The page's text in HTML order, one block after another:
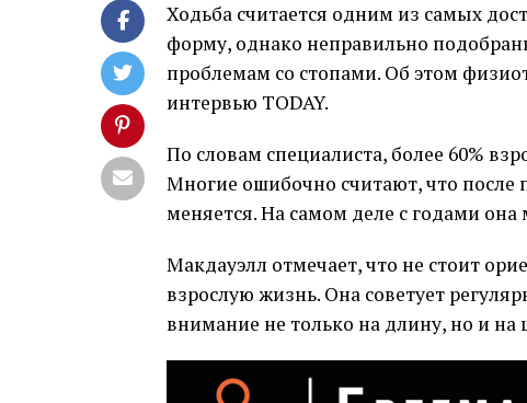
Ходьба считается одним из самых
форму, однако неправильно
проблемам со стопами. Об этом
интервью TODAY.
По словам специалиста, более 60%
Многие ошибочно считают, что после
меняется. На самом деле с годами
Макдауэлл отмечает, что не стоит
взрослую жизнь. Она советует
внимание не только на длину, но и на